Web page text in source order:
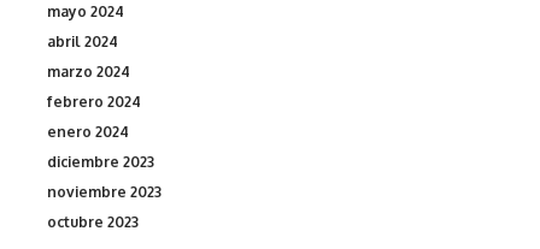
mayo 2024
abril 2024
marzo 2024
febrero 2024
enero 2024
diciembre 2023
noviembre 2023
octubre 2023